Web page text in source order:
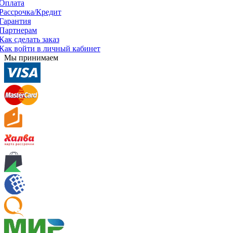
Кредит
сделать заказ
войти в личный кабинет
Мы принимаем